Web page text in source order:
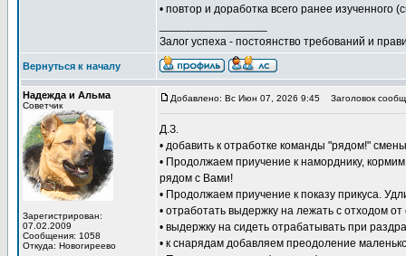
• повтор и доработка всего ранее изученного
Залог успеха - постоянство требований и
Вернуться к началу
Надежда и Альма
Советчик
Зарегистрирован:
07.02.2009
Сообщения: 1058
Откуда: Новогиреево
Добавлено: Вс Июн 07, 2026 9:45 Заголовок
Д.З.
• добавить к отработке команды "рядом!"
• Продолжаем приучение к наморднику,
рядом с Вами!
• Продолжаем приучение к показу прикуса.
• отработать выдержку на лежать с отходом от
• выдержку на сидеть отрабатывать при
• к снарядам добавляем преодоление